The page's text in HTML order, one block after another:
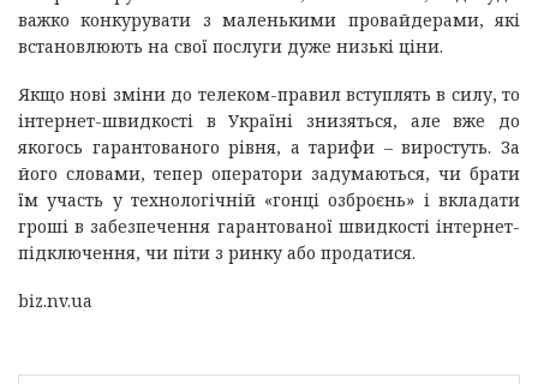
важко конкурувати з маленькими провайдерами, які
встановлюють на свої послуги дуже низькі ціни.
Якщо нові зміни до телеком-правил вступлять в силу, то
інтернет-швидкості в Україні знизяться, але вже до
якогось гарантованого рівня, а тарифи – виростуть. За
його словами, тепер оператори задумаються, чи брати
їм участь у технологічній «гонці озброєнь» і вкладати
гроші в забезпечення гарантованої швидкості інтернет-
підключення, чи піти з ринку або продатися.
biz.nv.ua